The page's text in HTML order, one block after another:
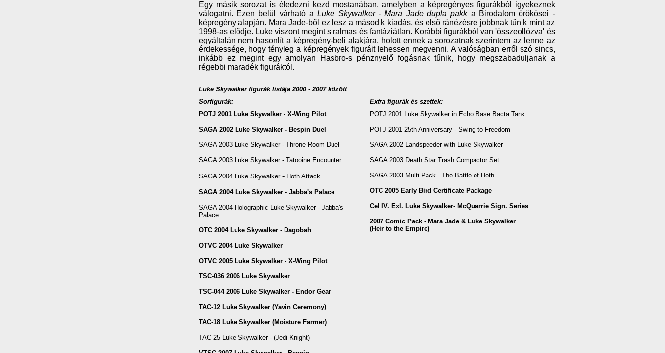
Egy másik sorozat is éledezni kezd mostanában, amelyben a képregényes figurákból igyekeznek
válogatni. Ezen belül várható aLuke Skywalker - Mara Jade dupla pakka Birodalom örökösei -
képregény alapján. Mara Jade-ből ez lesz a második kiadás, és első ránézésre jobbnak tűnik mint az
1998-as elődje. Luke viszont megint siralmas és fantáziátlan. Korábbi figurákból van 'összeollózva' és
egyáltalán nem hasonlít a képregény-beli alakjára, holott ennek a sorozatnak szerintem az lenne az
érdekessége, hogy tényleg a képregények figuráit lehessen megvenni. A valóságban erről szó sincs,
inkább ez megint egy amolyan Hasbro-s pénznyelő fogásnak tűnik, hogy megszabaduljanak a
régebbi maradék figuráktól.
Luke Skywalker figurák listája 2000 - 2007 között
Sorfigurák:
Extra figurák és szettek:
POTJ 2001 Luke Skywalker - X-Wing Pilot
SAGA 2002 Luke Skywalker - Bespin Duel
SAGA 2003 Luke Skywalker - Throne Room Duel
SAGA 2003 Luke Skywalker - Tatooine Encounter
SAGA 2004 Luke Skywalker- Hoth Attack
SAGA 2004 Luke Skywalker - Jabba's Palace
SAGA 2004 Holographic Luke Skywalker - Jabba's
Palace
OTC 2004 Luke Skywalker - Dagobah
OTVC 2004 Luke Skywalker
OTVC 2005 Luke Skywalker - X-Wing Pilot
TSC-036 2006 Luke Skywalker
TSC-044 2006 Luke Skywalker - Endor Gear
TAC-12 Luke Skywalker (Yavin Ceremony)
TAC-18 Luke Skywalker (Moisture Farmer)
TAC-25 Luke Skywalker - (Jedi Knight)
POTJ 2001 Luke Skywalker in Echo Base Bacta Tank
POTJ 2001 25th Anniversary - Swing to Freedom
SAGA 2002 Landspeeder with Luke Skywalker
SAGA 2003 Death Star Trash Compactor Set
SAGA 2003 Multi Pack - The Battle of Hoth
OTC 2005 Early Bird Certificate Package
Cel IV. Exl. Luke Skywalker- McQuarrie Sign. Series
2007 Comic Pack - Mara Jade & Luke Skywalker
(Heir to the Empire)